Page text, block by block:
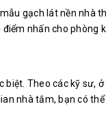
gạch lát nền
nhấn cho phòng
Theo các kỹ sư,
nhà tắm, bạn có